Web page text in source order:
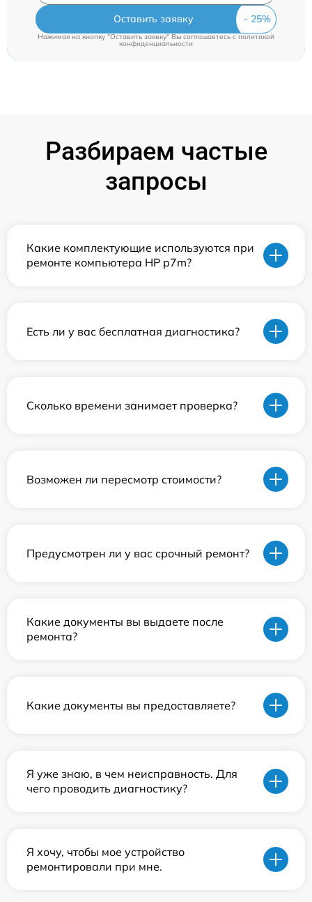
Оставить заявку
Нажимая на кнопку "Оставить заявку" Вы соглашаетесь c политикой
конфиденциальности
Разбираем частые
запросы
Какие комплектующие используются при
ремонте компьютера HP p7m?
Есть ли у вас бесплатная диагностика?
Сколько времени занимает проверка?
Возможен ли пересмотр стоимости?
Предусмотрен ли у вас срочный ремонт?
Какие документы вы выдаете после
ремонта?
Какие документы вы предоставляете?
Я уже знаю, в чем неисправность. Для
чего проводить диагностику?
Я хочу, чтобы мое устройство
ремонтировали при мне.